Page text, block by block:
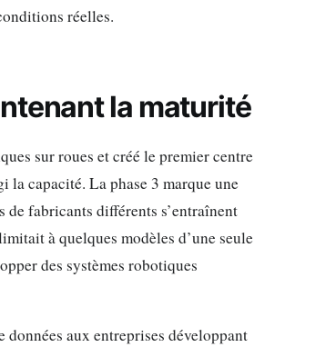
réelles.
la maturité
sur roues et créé le premier centre
la capacité. La phase 3 marque une
fabricants différents s’entraînent
à quelques modèles d’une seule
des systèmes robotiques
aux entreprises développant